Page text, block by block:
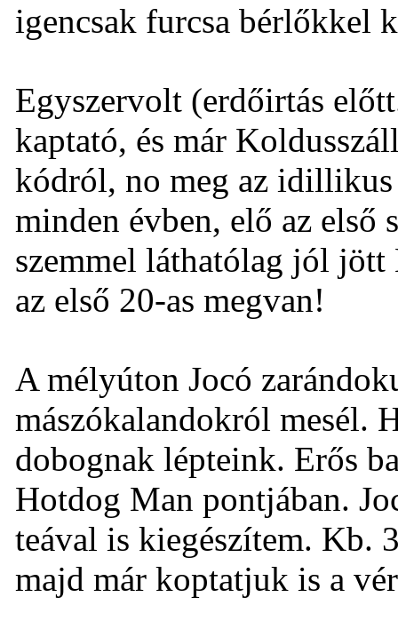
igencsak furcsa bérlőkkel
Egyszervolt (erdőirtás
kaptató, és már
kódról, no meg az
minden évben, elő az első
szemmel láthatólag jól jött
az első 20-as megvan!
A mélyúton Jocó
mászókalandokról mesél.
dobognak lépteink. Erős
Hotdog Man pontjában.
teával is kiegészítem. Kb.
majd már koptatjuk is a